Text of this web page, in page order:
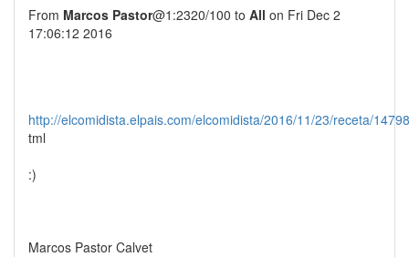
From Marcos Pastor@1:2320/100 to All on Fri Dec 2
17:06:12 2016
http://elcomidista.elpais.com/elcomidista/2016/11/23/receta/
tml
:)
Marcos Pastor Calvet